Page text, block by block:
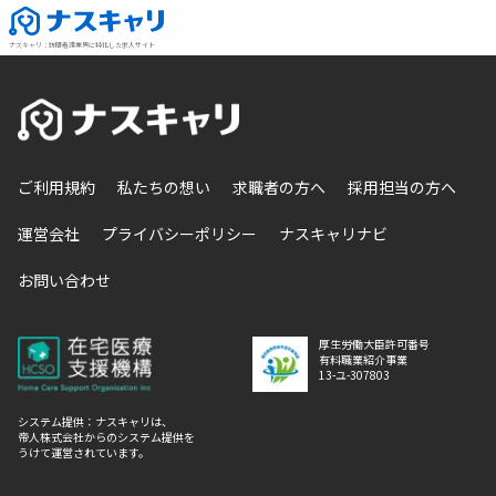
ナスキャリ ： 訪問看護業界に特化した求人サイト
ご利用規約 私たちの想い 求職者の方へ 採用担当の方へ
運営会社 プライバシーポリシー ナスキャリナビ
お問い合わせ
厚生労働大臣許可番号
有料職業紹介事業
13-ユ-307803
システム提供：ナスキャリは、
帝人株式会社からのシステム提供を
うけて運営されています。